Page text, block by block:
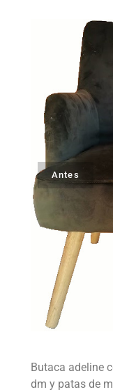
Butaca adeline
dm y patas de